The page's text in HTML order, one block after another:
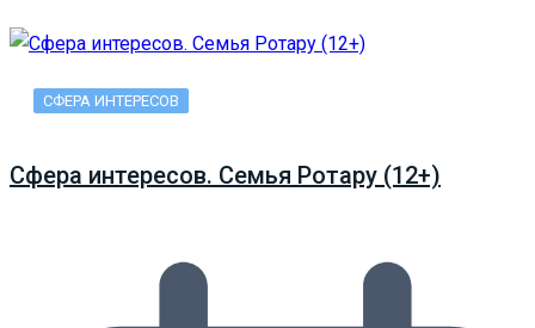
СФЕРА ИНТЕРЕСОВ
Сфера интересов. Семья Ротару (12+)